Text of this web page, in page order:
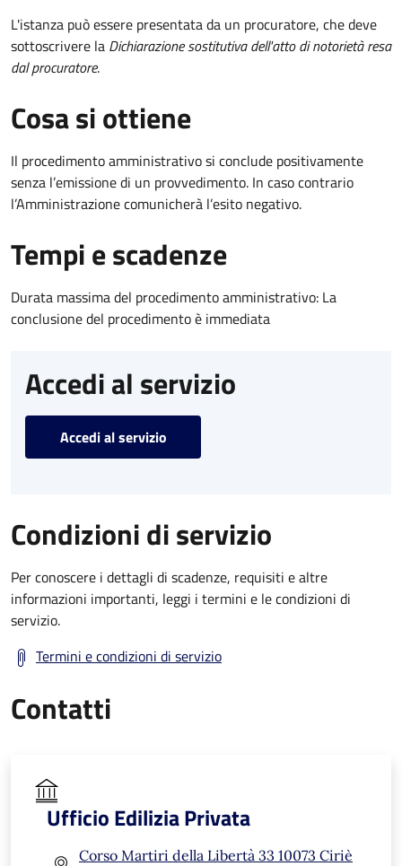
L'istanza può essere presentata da un procuratore, che deve
sottoscrivere la Dichiarazione sostitutiva dell'atto di notorietà resa
dal procuratore.
Cosa si ottiene
Il procedimento amministrativo si conclude positivamente
senza l’emissione di un provvedimento. In caso contrario
l’Amministrazione comunicherà l’esito negativo.
Tempi e scadenze
Durata massima del procedimento amministrativo: La
conclusione del procedimento è immediata
Accedi al servizio
Accedi al servizio
Condizioni di servizio
Per conoscere i dettagli di scadenze, requisiti e altre
informazioni importanti, leggi i termini e le condizioni di
servizio.
Termini e condizioni di servizio
Contatti
Ufficio Edilizia Privata
Corso Martiri della Libertà 33 10073 Ciriè